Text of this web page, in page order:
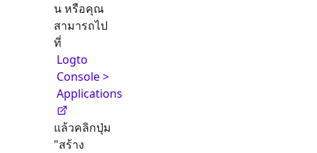
น หรือคุณ
สามารถไป
ที่
Logto
Console >
Applications
แล้วคลิกปุ่ม
"สร้าง